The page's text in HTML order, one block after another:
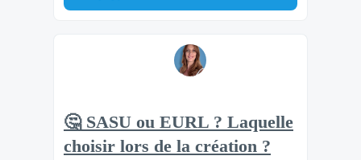
🤔 SASU ou EURL ? Laquelle
choisir lors de la création ?